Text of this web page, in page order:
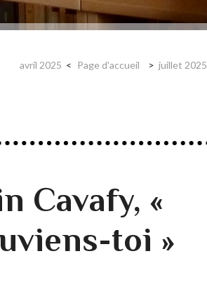
avril 2025 Page d'accueil juillet 2025
Cavafy, «
toi »